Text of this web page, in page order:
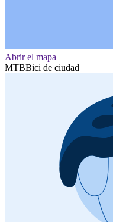
Abrir el mapa
MTBBici de ciudad